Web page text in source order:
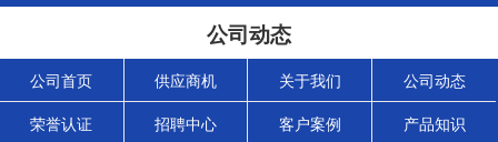
公司动态
公司首页 供应商机 关于我们 公司动态
荣誉认证 招聘中心 客户案例 产品知识